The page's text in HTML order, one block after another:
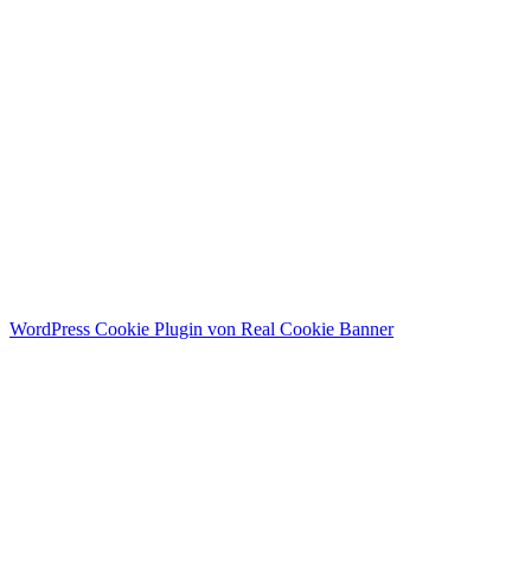
WordPress Cookie Plugin von Real Cookie Banner